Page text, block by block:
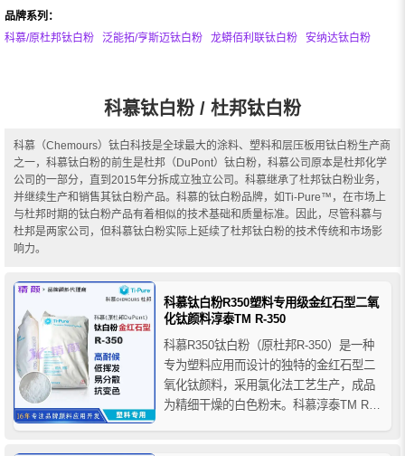
品牌系列：
科慕/原杜邦钛白粉
泛能拓/亨斯迈钛白粉 龙蟒佰利联钛白粉 安纳达钛白粉
科慕钛白粉 / 杜邦钛白粉
科慕（Chemours）钛白科技是全球最大的涂料、塑料和层压板用钛白粉生产商
之一，科慕钛白粉的前生是杜邦（DuPont）钛白粉，科慕公司原本是杜邦化学
公司的一部分，直到2015年分拆成立独立公司。科慕继承了杜邦钛白粉业务，
并继续生产和销售其钛白粉产品。科慕的钛白粉品牌，如Ti-Pure™，在市场上
与杜邦时期的钛白粉产品有着相似的技术基础和质量标准。因此，尽管科慕与
杜邦是两家公司，但科慕钛白粉实际上延续了杜邦钛白粉的技术传统和市场影
响力。
科慕钛白粉R350塑料专用级金红石型二氧
化钛颜料淳泰TM R-350
科慕R350钛白粉（原杜邦R-350）是一种
专为塑料应用而设计的独特的金红石型二
氧化钛颜料，采用氯化法工艺生产，成品
为精细干燥的白色粉末。科慕淳泰TM R-